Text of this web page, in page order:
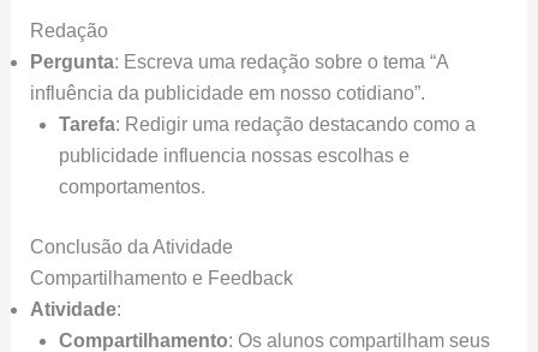
Redação
Pergunta: Escreva uma redação sobre o tema “A
influência da publicidade em nosso cotidiano”.
Tarefa: Redigir uma redação destacando como a
publicidade influencia nossas escolhas e
comportamentos.
Conclusão da Atividade
Compartilhamento e Feedback
Atividade:
Compartilhamento: Os alunos compartilham seus